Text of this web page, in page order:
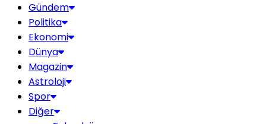
Gündem
Politika
Ekonomi
Dünya
Magazin
Astroloji
Spor
Diğer